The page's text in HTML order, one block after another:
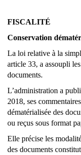
FISCALITÉ
Conservation
La loi relative à la
article 33, a assoupli
documents.
L’administration a
2018, ses
dématérialisée des
ou reçus sous format
Elle précise les
des documents